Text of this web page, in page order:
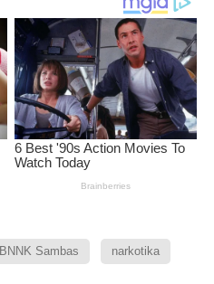
BNNK Sambas narkotika